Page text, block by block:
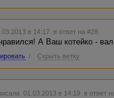
в 14:17 в ответ на #28
А Ваш котейко -
/ Скрыть ветку
01.03.2013 в 14:19 в ответ